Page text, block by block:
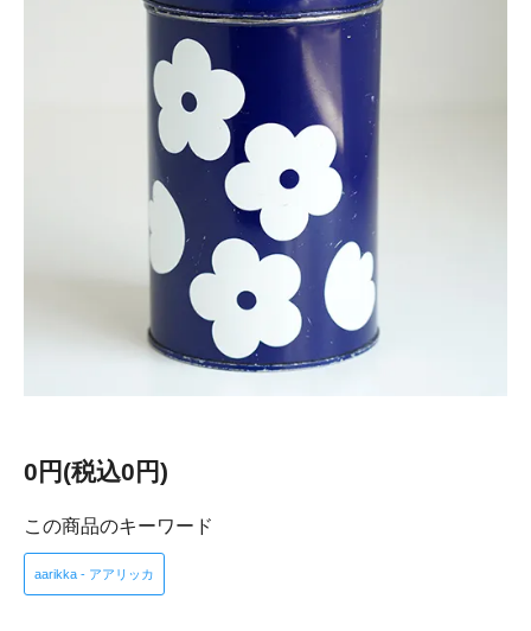
0円(税込0円)
この商品のキーワード
aarikka - アアリッカ